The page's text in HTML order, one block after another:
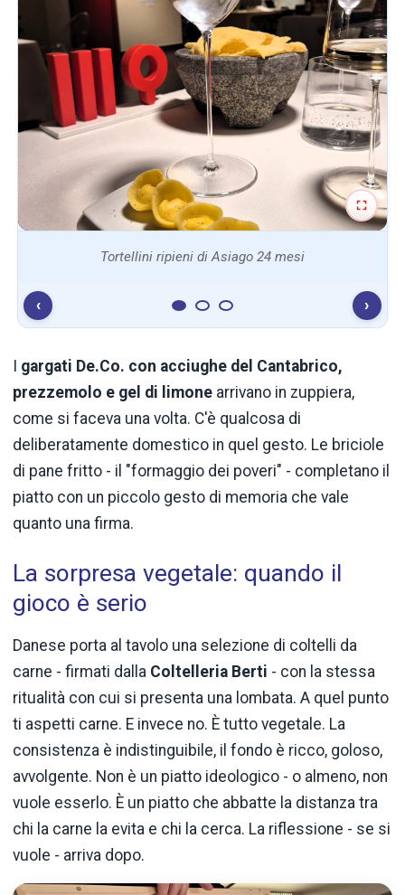
Tortellini ripieni di Asiago 24 mesi
‹ ›
gargati De.Co. con acciughe del Cantabrico,
prezzemolo e gel di limone arrivano in zuppiera,
come si faceva una volta. C'è qualcosa di
deliberatamente domestico in quel gesto. Le briciole
di pane fritto - il "formaggio dei poveri" - completano il
piatto con un piccolo gesto di memoria che vale
quanto una firma.
La sorpresa vegetale: quando il
gioco è serio
Danese porta al tavolo una selezione di coltelli da
carne - firmati dalla Coltelleria Berti - con la stessa
ritualità con cui si presenta una lombata. A quel punto
ti aspetti carne. E invece no. È tutto vegetale. La
consistenza è indistinguibile, il fondo è ricco, goloso,
avvolgente. Non è un piatto ideologico - o almeno, non
vuole esserlo. È un piatto che abbatte la distanza tra
chi la carne la evita e chi la cerca. La riflessione - se si
vuole - arriva dopo.